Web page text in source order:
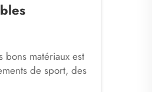
bons matériaux est
de sport, des
afin d’assurer